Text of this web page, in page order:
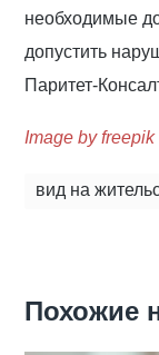
необходимые
допустить
Паритет-
Image by freepik
вид на
Похожие